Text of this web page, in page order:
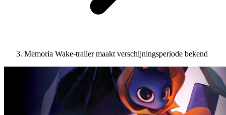
Memoria Wake-trailer maakt verschijningsperiode bekend